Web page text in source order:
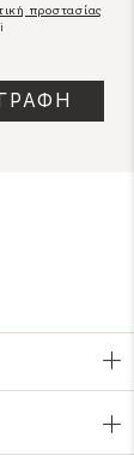
προστασίας